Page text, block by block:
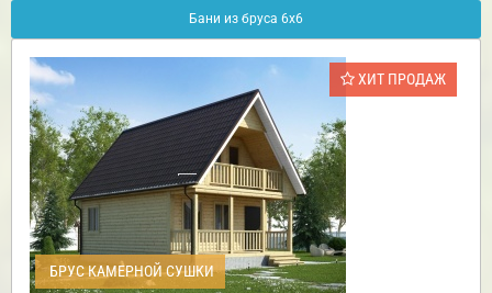
Бани из бруса 6х6
ХИТ ПРОДАЖ
БРУС КАМЕРНОЙ СУШКИ